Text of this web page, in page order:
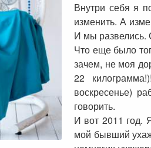
Внутри себя я
изменить. А
И мы развелись.
Что еще было
зачем, не моя
22
воскресенье)
говорить.
И вот 2011 год.
мой бывший